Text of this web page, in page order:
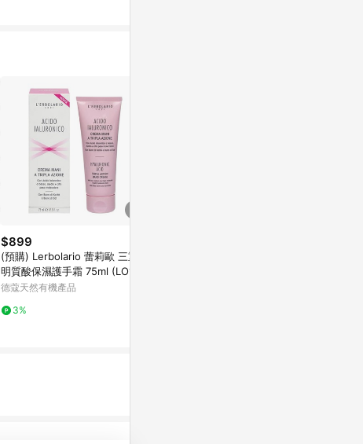
$899
(預購) Lerbolario 蕾莉歐 三重透
明質酸保濕護手霜 75ml (LO165)
德蔻天然有機產品
3%